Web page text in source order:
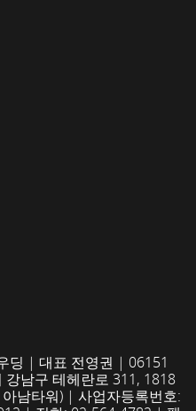
딩 | 대표 전영권 | 06151
강남구 테헤란로 311, 1818
아남타워) | 사업자등록번호: